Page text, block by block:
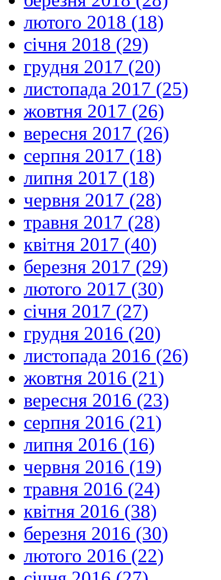
лютого 2018 (18)
січня 2018 (29)
грудня 2017 (20)
листопада 2017 (25)
жовтня 2017 (26)
вересня 2017 (26)
серпня 2017 (18)
липня 2017 (18)
червня 2017 (28)
травня 2017 (28)
квітня 2017 (40)
березня 2017 (29)
лютого 2017 (30)
січня 2017 (27)
грудня 2016 (20)
листопада 2016 (26)
жовтня 2016 (21)
вересня 2016 (23)
серпня 2016 (21)
липня 2016 (16)
червня 2016 (19)
травня 2016 (24)
квітня 2016 (38)
березня 2016 (30)
лютого 2016 (22)